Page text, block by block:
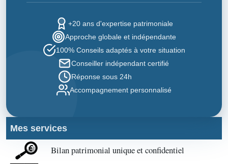
+20 ans d'expertise patrimoniale
Approche globale et indépendante
100% Conseils adaptés à votre situation
Conseiller indépendant certifié
Réponse sous 24h
Accompagnement personnalisé
Mes services
Bilan patrimonial unique et confidentiel